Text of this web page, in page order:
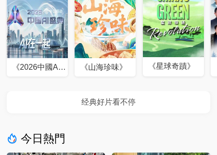
《2026中國AI 《山海珍味》 《星球奇蹟》
今日熱門